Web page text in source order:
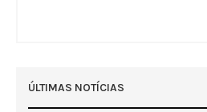
ÚLTIMAS NOTÍCIAS